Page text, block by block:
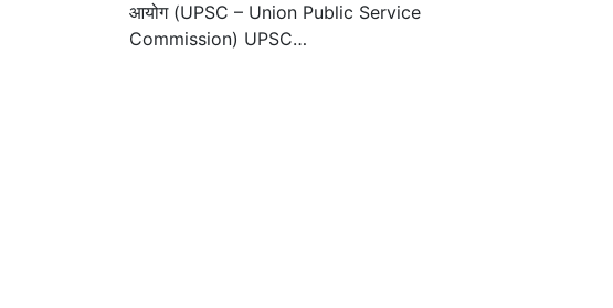
आयोग (UPSC – Union Public Service
Commission) UPSC…